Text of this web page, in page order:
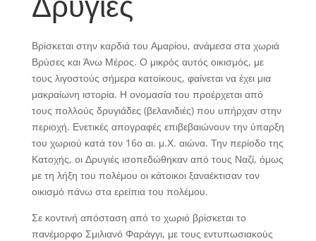
Βρίσκεται στην καρδιά του Αμαρίου, ανάμεσα στα χωριά
Βρύσες και Άνω Μέρος. Ο μικρός αυτός οικισμός, με
τους λιγοστούς σήμερα κατοίκους, φαίνεται να έχει μια
μακραίωνη ιστορία. Η ονομασία του προέρχεται από
τους πολλούς δρυγιάδες (βελανιδιές) που υπήρχαν στην
περιοχή. Ενετικές απογραφές επιβεβαιώνουν την ύπαρξη
του χωριού κατά τον 16ο αι. μ.Χ. αιώνα. Την περίοδο της
Κατοχής, οι Δρυγιές ισοπεδώθηκαν από τους Ναζί, όμως
με τη λήξη του πολέμου οι κάτοικοι ξαναέκτισαν τον
οικισμό πάνω στα ερείπια του πολέμου.
Σε κοντινή απόσταση από το χωριό βρίσκεται το
πανέμορφο Σμιλιανό Φαράγγι, με τους εντυπωσιακούς